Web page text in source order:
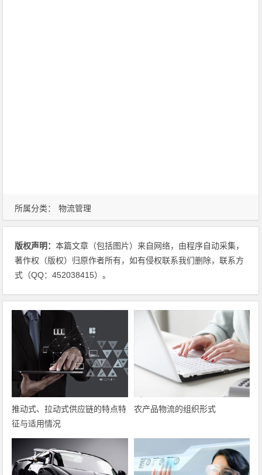
所属分类： 物流管理
版权声明：本篇文章（包括图片）来自网络，由程序自动采集，
著作权（版权）归原作者所有，如有侵权联系我们删除，联系方
式（QQ：452038415）。
推动式、拉动式供应链的特点特
征与适用情况
农产品物流的组织形式